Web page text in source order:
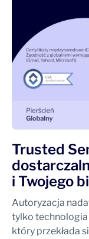
Trusted
i Twojego
Autoryzacja
tylko
który przekłada